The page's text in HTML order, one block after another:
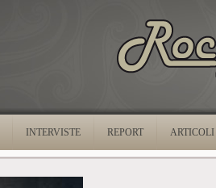
INTERVISTE REPORT ARTICOLI